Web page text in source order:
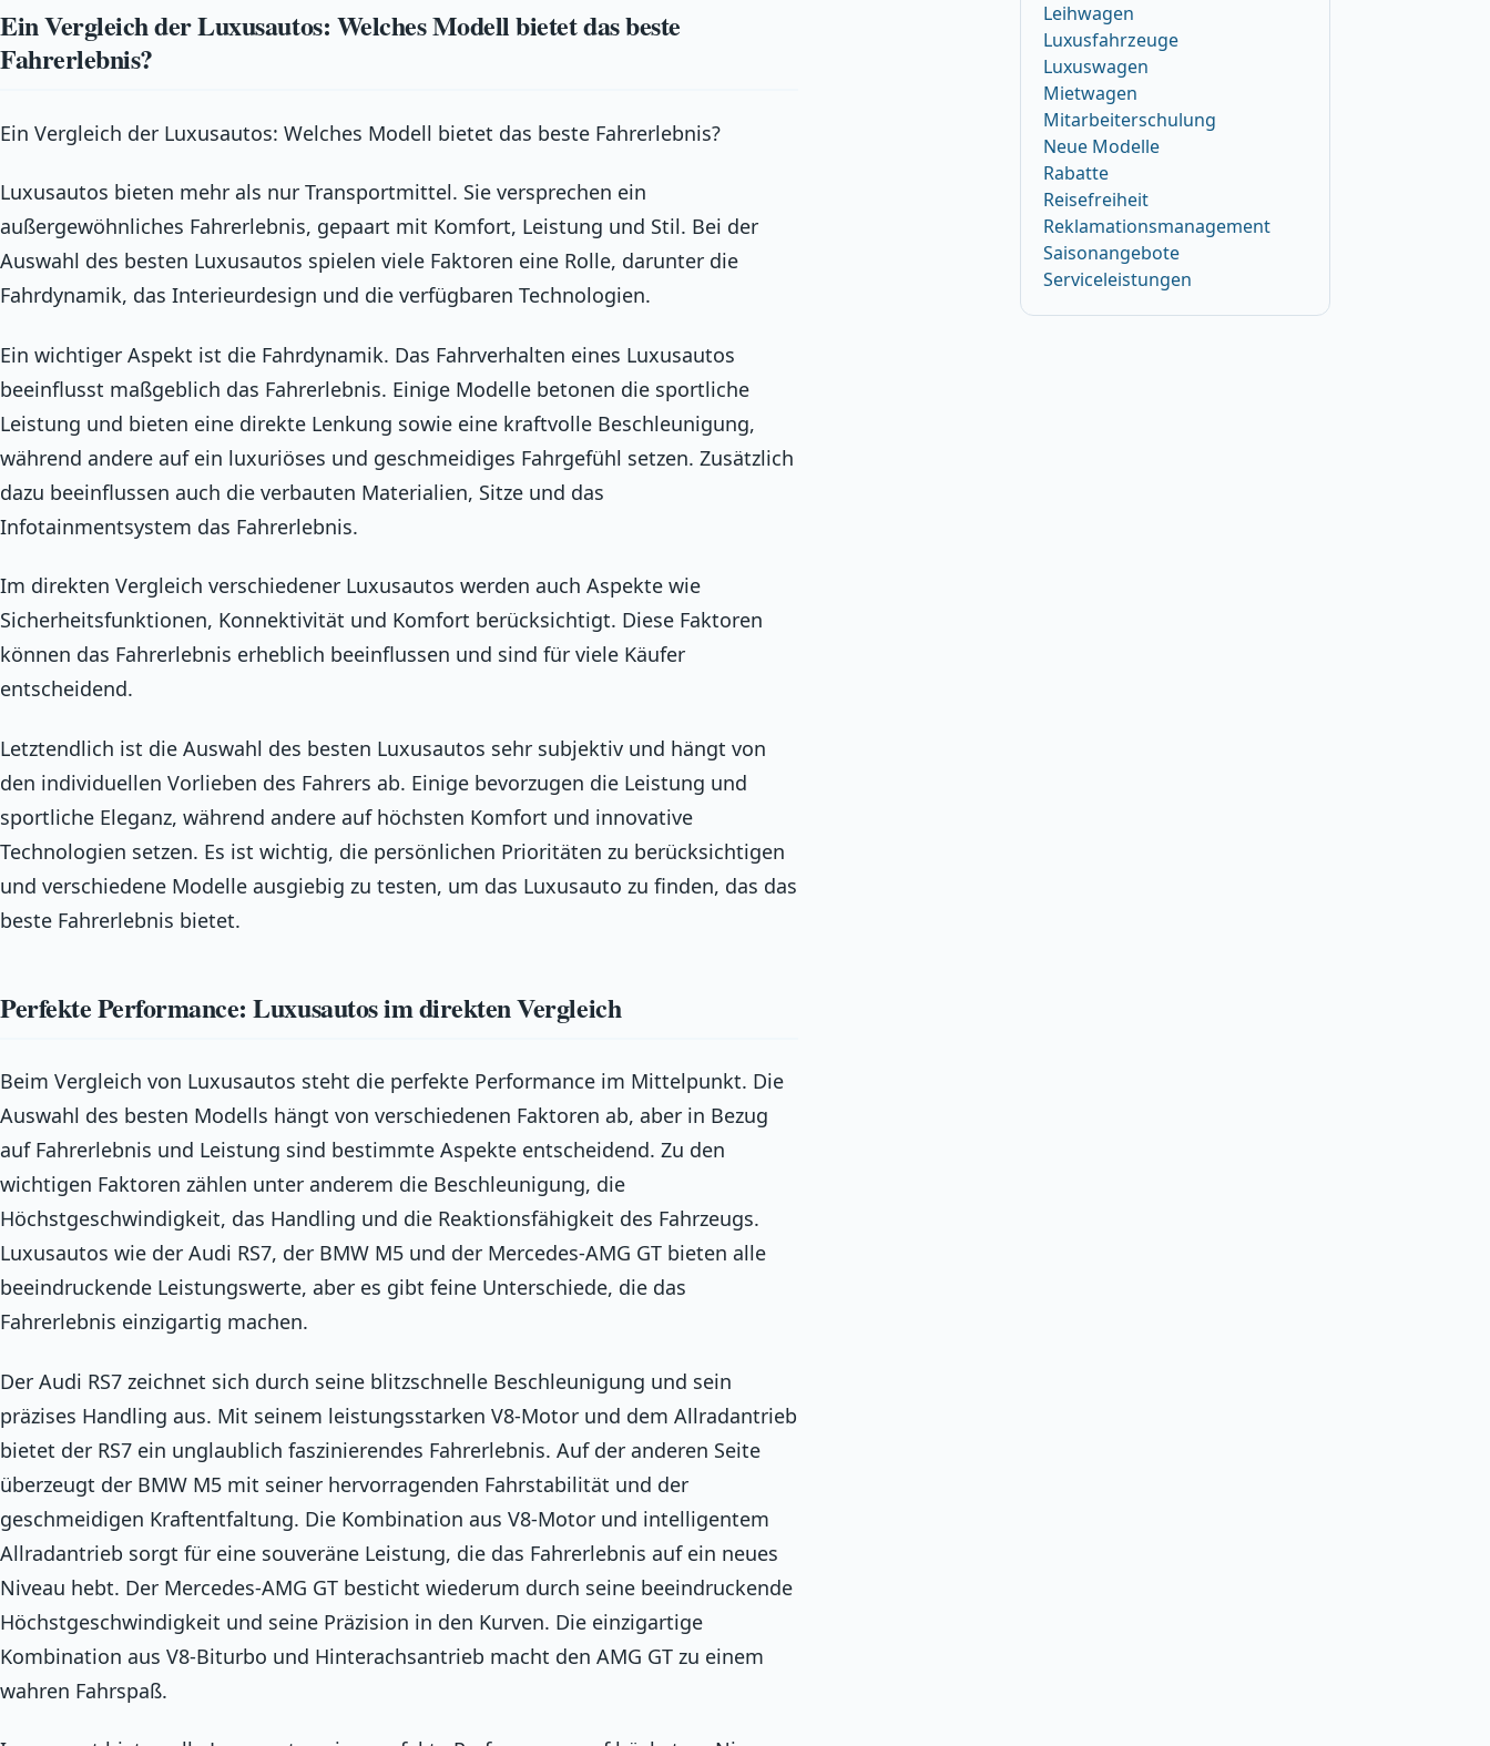
Ein Vergleich der Luxusautos: Welches Modell bietet das beste
Fahrerlebnis?
Ein Vergleich der Luxusautos: Welches Modell bietet das beste Fahrerlebnis?
Luxusautos bieten mehr als nur Transportmittel. Sie versprechen ein
außergewöhnliches Fahrerlebnis, gepaart mit Komfort, Leistung und Stil. Bei der
Auswahl des besten Luxusautos spielen viele Faktoren eine Rolle, darunter die
Fahrdynamik, das Interieurdesign und die verfügbaren Technologien.
Ein wichtiger Aspekt ist die Fahrdynamik. Das Fahrverhalten eines Luxusautos
beeinflusst maßgeblich das Fahrerlebnis. Einige Modelle betonen die sportliche
Leistung und bieten eine direkte Lenkung sowie eine kraftvolle Beschleunigung,
während andere auf ein luxuriöses und geschmeidiges Fahrgefühl setzen. Zusätzlich
dazu beeinflussen auch die verbauten Materialien, Sitze und das
Infotainmentsystem das Fahrerlebnis.
Im direkten Vergleich verschiedener Luxusautos werden auch Aspekte wie
Sicherheitsfunktionen, Konnektivität und Komfort berücksichtigt. Diese Faktoren
können das Fahrerlebnis erheblich beeinflussen und sind für viele Käufer
entscheidend.
Letztendlich ist die Auswahl des besten Luxusautos sehr subjektiv und hängt von
den individuellen Vorlieben des Fahrers ab. Einige bevorzugen die Leistung und
sportliche Eleganz, während andere auf höchsten Komfort und innovative
Technologien setzen. Es ist wichtig, die persönlichen Prioritäten zu berücksichtigen
und verschiedene Modelle ausgiebig zu testen, um das Luxusauto zu finden, das das
beste Fahrerlebnis bietet.
Perfekte Performance: Luxusautos im direkten Vergleich
Beim Vergleich von Luxusautos steht die perfekte Performance im Mittelpunkt. Die
Auswahl des besten Modells hängt von verschiedenen Faktoren ab, aber in Bezug
auf Fahrerlebnis und Leistung sind bestimmte Aspekte entscheidend. Zu den
wichtigen Faktoren zählen unter anderem die Beschleunigung, die
Höchstgeschwindigkeit, das Handling und die Reaktionsfähigkeit des Fahrzeugs.
Luxusautos wie der Audi RS7, der BMW M5 und der Mercedes-AMG GT bieten alle
beeindruckende Leistungswerte, aber es gibt feine Unterschiede, die das
Fahrerlebnis einzigartig machen.
Der Audi RS7 zeichnet sich durch seine blitzschnelle Beschleunigung und sein
präzises Handling aus. Mit seinem leistungsstarken V8-Motor und dem Allradantrieb
bietet der RS7 ein unglaublich faszinierendes Fahrerlebnis. Auf der anderen Seite
überzeugt der BMW M5 mit seiner hervorragenden Fahrstabilität und der
geschmeidigen Kraftentfaltung. Die Kombination aus V8-Motor und intelligentem
Allradantrieb sorgt für eine souveräne Leistung, die das Fahrerlebnis auf ein neues
Niveau hebt. Der Mercedes-AMG GT besticht wiederum durch seine beeindruckende
Höchstgeschwindigkeit und seine Präzision in den Kurven. Die einzigartige
Kombination aus V8-Biturbo und Hinterachsantrieb macht den AMG GT zu einem
wahren Fahrspaß.
Leihwagen
Luxusfahrzeuge
Luxuswagen
Mietwagen
Mitarbeiterschulung
Neue Modelle
Rabatte
Reisefreiheit
Reklamationsmanagement
Saisonangebote
Serviceleistungen